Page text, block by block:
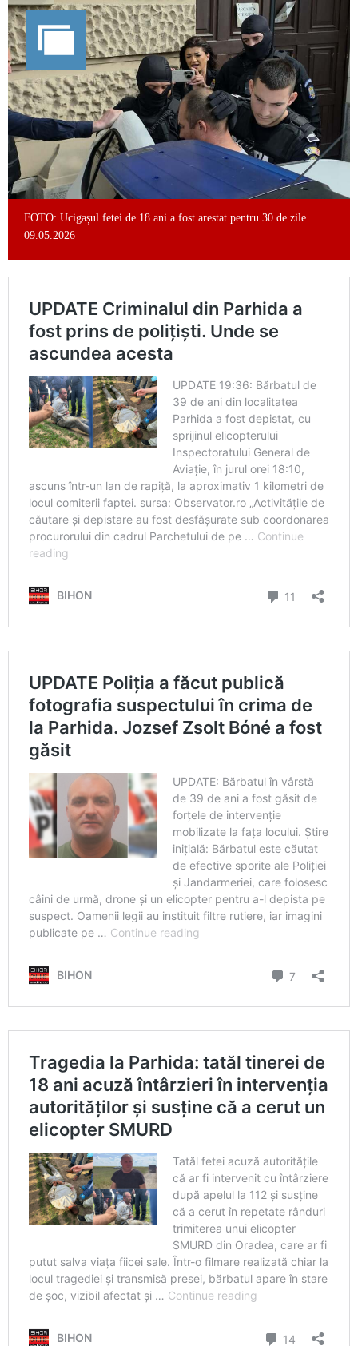
FOTO: Ucigașul fetei de 18 ani a fost arestat pentru 30 de zile.
09.05.2026